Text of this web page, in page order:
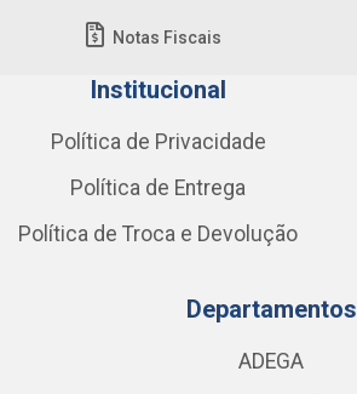
Notas Fiscais
Institucional
Política de Privacidade
Política de Entrega
Política de Troca e Devolução
Departamentos
ADEGA